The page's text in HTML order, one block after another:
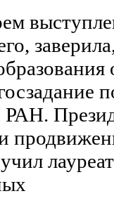
РАН.